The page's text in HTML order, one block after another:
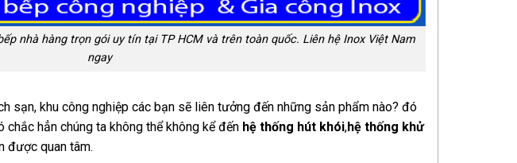
nhà hàng trọn gói uy tín tại TP HCM và trên toàn quốc. Liên hệ Inox Việt Nam
ngay
sạn, khu công nghiệp các bạn sẽ liên tưởng đến những sản phẩm nào? đó
hẳn chúng ta không thể không kể đến hệ thống hút khói,hệ thống khử
được quan tâm.